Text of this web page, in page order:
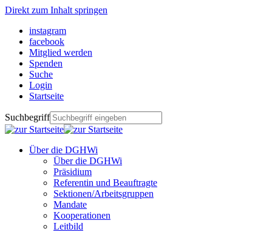
Direkt zum Inhalt springen
instagram
facebook
Mitglied werden
Spenden
Suche
Login
Startseite
Suchbegriff
Über die DGHWi
Über die DGHWi
Präsidium
Referentin und Beauftragte
Sektionen/Arbeitsgruppen
Mandate
Kooperationen
Leitbild